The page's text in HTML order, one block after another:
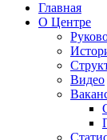
Главная
О Центре
Видео